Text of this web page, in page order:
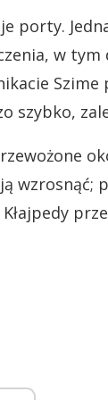
porty.
w tym
Szime
wzrosnąć;